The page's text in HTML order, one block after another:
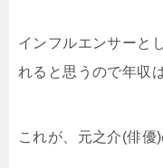
インフルエンサーと
れると思うので年収
これが、元之介(俳優